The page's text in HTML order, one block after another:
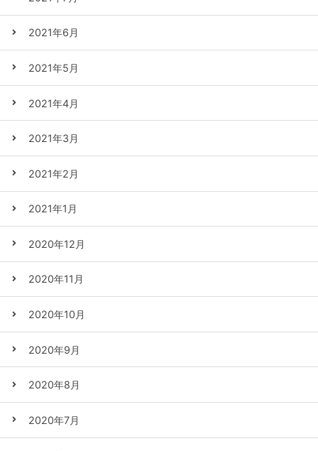
2021年6月
2021年5月
2021年4月
2021年3月
2021年2月
2021年1月
2020年12月
2020年11月
2020年10月
2020年9月
2020年8月
2020年7月